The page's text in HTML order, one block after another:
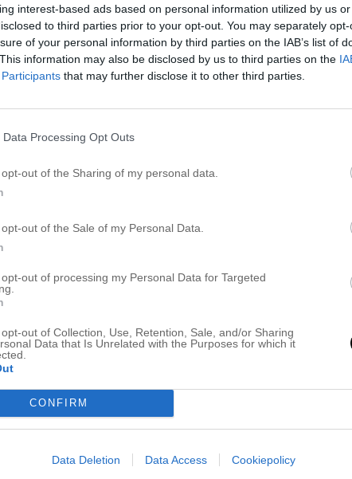
interest-based ads based on personal information utilized by us
to third parties prior to your opt-out. You may separately
of your personal information by third parties on the IAB’s list of
information may also be disclosed by us to third parties on the
that may further disclose it to other third parties.
Data Processing Opt Outs
out of the Sharing of my personal data.
out of the Sale of my Personal Data.
out of processing my Personal Data for Targeted
out of Collection, Use, Retention, Sale, and/or Sharing
Data that Is Unrelated with the Purposes for which it
CONFIRM
Data Deletion Data Access Cookiepolicy
mig att träffa en av mina allra bästa vänner,
lång tid ifrån varandra var det dags att ses på en
utflykt! Så hon åkte från Uddevalla, jag[…]
TILL